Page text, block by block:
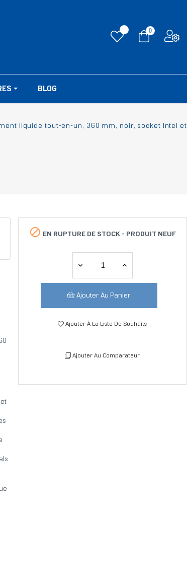
0
BLOG
liquide tout-en-un, 360 mm, noir, socket Intel et
 EN RUPTURE DE STOCK - PRODUIT NEUF
Ajouter Au Panier
Ajouter À La Liste De Souhaits
Ajouter Au Comparateur